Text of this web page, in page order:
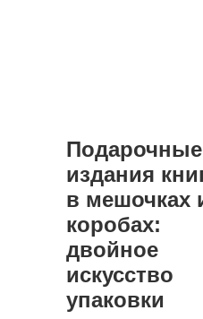
Подарочные
издания
в мешочках
коробах:
двойное
искусство
упаковки